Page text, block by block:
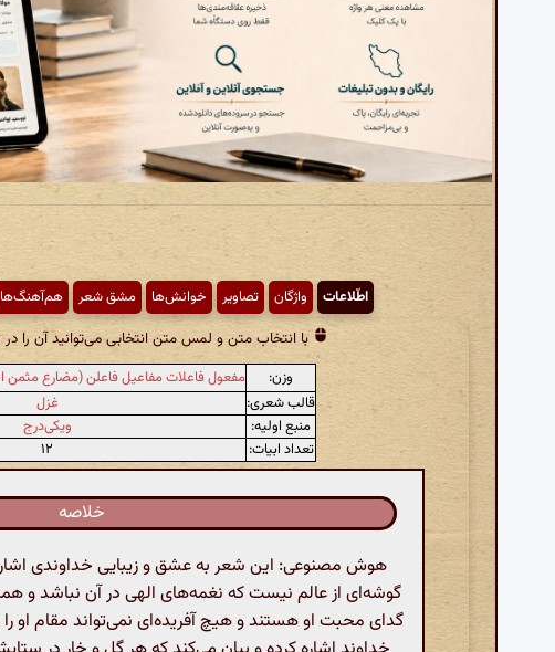
اطّلاعات واژگان تصاویر خوانش‌ها مشق شعر هم‌آهنگ‌ها
با انتخاب متن و لمس متن انتخابی می‌توانید آن را
وزن:
مفعول فاعلات مفاعیل فاعلن (مضارع
قالب شعری:
غزل
منبع اولیه:
ویکی‌درج
تعداد ابیات:
۱۲
خلاصه
هوش مصنوعی: این شعر به عشق و زیبایی خداوندی
گوشه‌ای از عالم نیست که نغمه‌های الهی در آن نباشد و
گدای محبت او هستند و هیچ آفریده‌ای نمی‌تواند مقام